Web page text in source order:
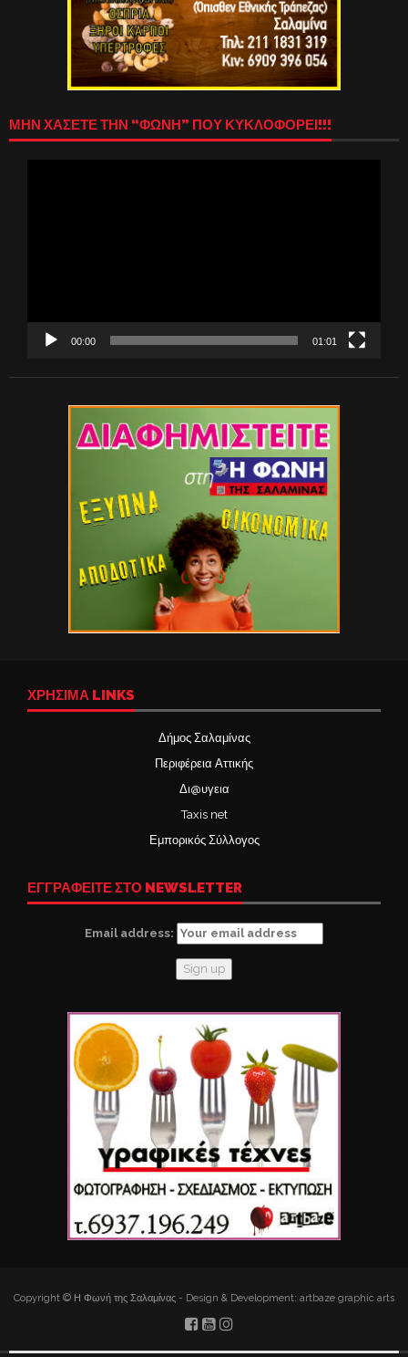
ΜΗΝ ΧΑΣΕΤΕ ΤΗΝ “ΦΩΝΗ” ΠΟΥ ΚΥΚΛΟΦΟΡΕΙ!!!
00:00 01:01
ΧΡΉΣΙΜΑ LINKS
Δήμος Σαλαμίνας
Περιφέρεια Αττικής
Δι@υγεια
Taxis net
Εμπορικός Σύλλογος
ΕΓΓΡΑΦΕΙΤΕ ΣΤΟ NEWSLETTER
Email address:
Copyright © Η Φωνή της Σαλαμίνας - Design & Development: artbaze graphic arts